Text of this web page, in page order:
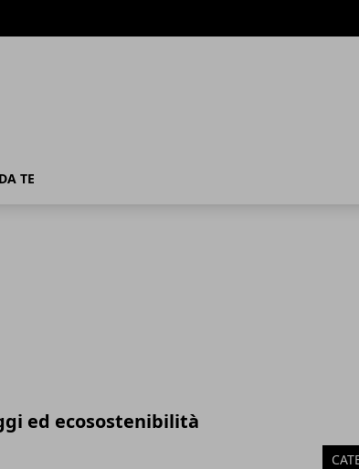
TE
ed ecosostenibilità